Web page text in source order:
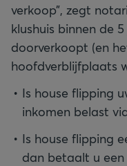
verkoop”, zegt
klushuis binnen de
doorverkoopt (en
hoofdverblijfplaats
Is house flipping
inkomen belast
Is house flipping
dan betaalt u